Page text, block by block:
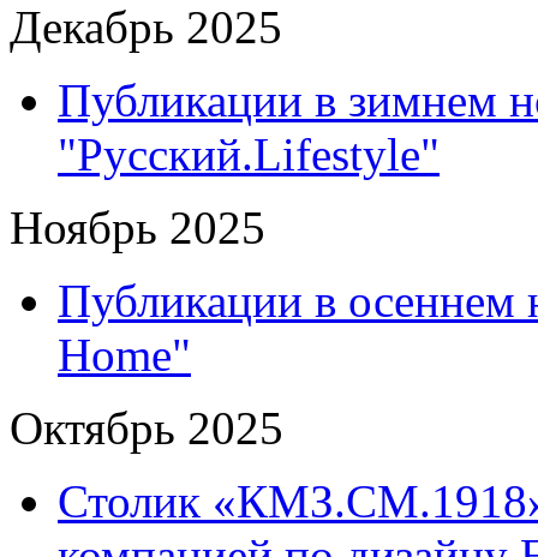
Декабрь 2025
Публикации в зимнем
"Русский.Lifestyle"
Ноябрь 2025
Публикации в
Home"
Октябрь 2025
Столик